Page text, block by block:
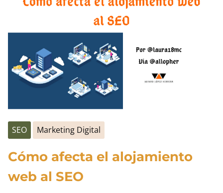
es
Marketing
SEO Marketing Digital
Cómo afecta el alojamiento
web al SEO